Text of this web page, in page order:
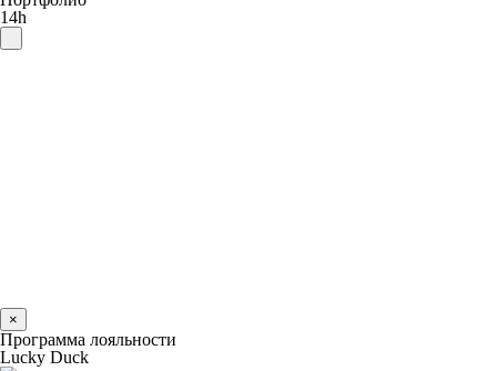
14h
×
Программа лояльности
Lucky Duck